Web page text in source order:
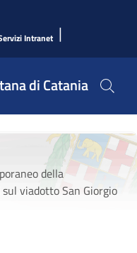
Intranet |
di Catania
della
viadotto San Giorgio